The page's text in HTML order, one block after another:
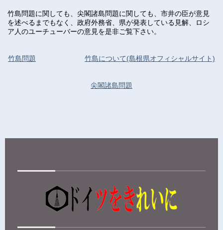
竹島問題に関しても、尖閣諸島問題に関しても、市井の臣が意見
を述べるまでもなく、政府外務省、県が発表している見解、ロシ
ア人のユーチューバーの意見を是非ご覧下さい。
竹島問題 竹島について(島根県オフィシャルサイト)
尖閣諸島問題